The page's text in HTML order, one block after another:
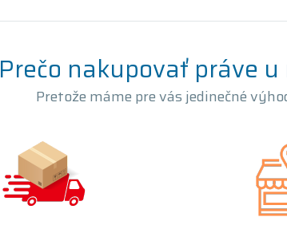
Prečo nakupovať práve u
Pretože máme pre vás jedinečné